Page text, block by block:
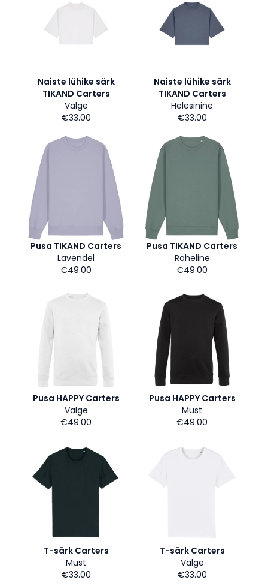
Naiste lühike särk
TIKAND Carters
Valge
€33.00
Naiste lühike särk
TIKAND Carters
Helesinine
€33.00
Pusa TIKAND Carters
Lavendel
€49.00
Pusa TIKAND Carters
Roheline
€49.00
Pusa HAPPY Carters
Valge
€49.00
Pusa HAPPY Carters
Must
€49.00
T-särk Carters
Must
€33.00
T-särk Carters
Valge
€33.00